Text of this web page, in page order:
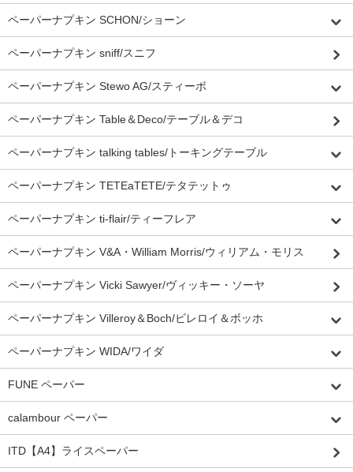
ペーパーナプキン SCHON/ショーン
ペーパーナプキン sniff/スニフ
ペーパーナプキン Stewo AG/スティーボ
ペーパーナプキン Table＆Deco/テーブル＆デコ
ペーパーナプキン talking tables/トーキングテーブル
ペーパーナプキン TETEaTETE/テタテットゥ
ペーパーナプキン ti-flair/ティーフレア
ペーパーナプキン V&A・William Morris/ウィリアム・モリス
ペーパーナプキン Vicki Sawyer/ヴィッキー・ソーヤ
ペーパーナプキン Villeroy＆Boch/ビレロイ＆ボッホ
ペーパーナプキン WIDA/ワイダ
FUNE ペーパー
calambour ペーパー
ITD【A4】ライスペーパー